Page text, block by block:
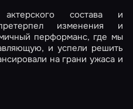
актерского состава и
изменения и
перформанс, где мы
и успели решить
на грани ужаса и